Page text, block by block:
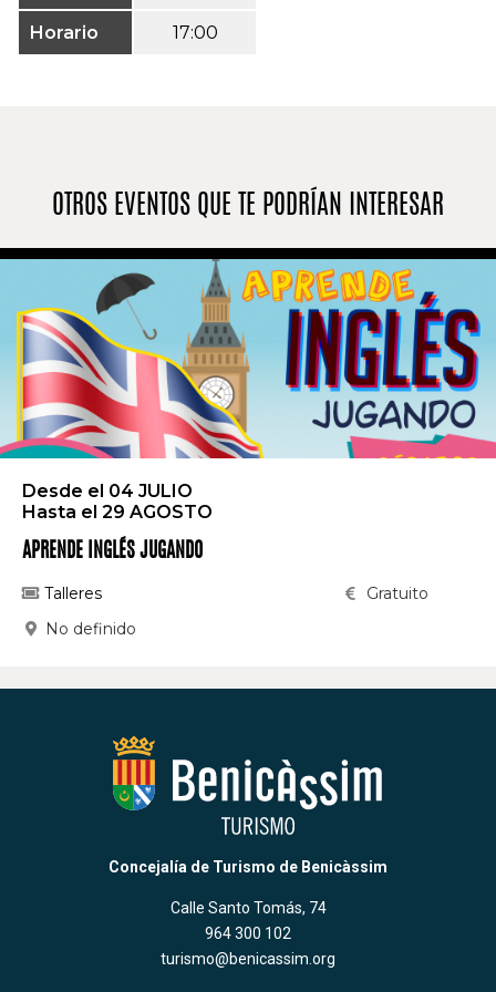
Horario 17:00
OTROS EVENTOS QUE TE PODRÍAN INTERESAR
Desde el 04 JULIO
Hasta el 29 AGOSTO
APRENDE INGLÉS JUGANDO
Talleres
Gratuito
No definido
Concejalía de Turismo de Benicàssim
Calle Santo Tomás, 74
964 300 102
turismo@benicassim.org